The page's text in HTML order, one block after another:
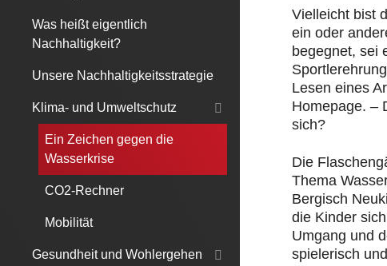
Vielleicht bist
ein oder
begegnet, sei
Lesen eines
Homepage. –
sich?
Die
Thema
Bergisch
die Kinder
Umgang und
spielerisch
Was heißt eigentlich
Nachhaltigkeit?
Unsere Nachhaltigkeitsstrategie
Klima- und Umweltschutz
Ein Zeichen gegen die
Wasserkrise
CO2-Rechner
Mobilität
Gesundheit und Wohlergehen